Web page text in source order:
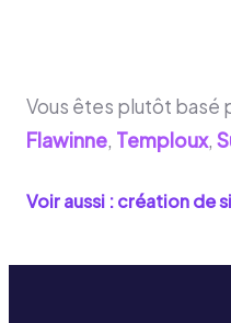
Vous êtes plutôt basé
Flawinne, Temploux,
Voir aussi : création de